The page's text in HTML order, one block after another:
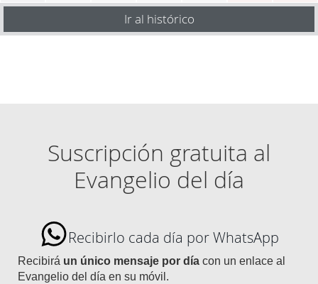
Ir al histórico
Suscripción gratuita al
Evangelio del día
Recibirlo cada día por WhatsApp
Recibirá un único mensaje por día con un enlace al
Evangelio del día en su móvil.